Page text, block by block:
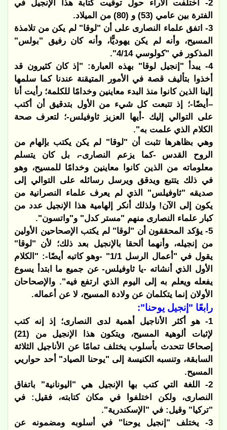
2- اختلفت الآراء حول توقيت كتابة هذا الإنجيل في
الفترة بين عامي (53) و (80) من الميلاد.
3- اتفق علماء النصارى على أن "لوقا" لم يكن من تلامذة
المسيح، وأنه لم يكن يهوديًّا، وأنه كان رفيق "بولس"
المذكور في "كولوسي 4/14".
4- يبدأ "إنجيل لوقا" بهذه العبارة: "إذ كان كثيرون قد
أخذوا بتأليف قصة في الأمور المتيقنة عندنا كما سلمها
إلينا الذين كانوا منذ البدء معاينين وخدامًا للكلمة؛ رأيت أنا
–أيضًا-؛ إذ تتبعت كل شيء من الأول بتدقيق أن أكتب
على التوالي إليك -أيها العزيز ثاوفيلس-؛ لتعرف صحة
الكلام الذي علمت به".
وهي بظاهرها تثبت أن "لوقا" لم يكن يكتب بإلهام من
الروح القدس -كما يزعم النصارى-، بل كان يتسلم
معلوماته من الذين كانوا معاينين وخدامًا للمسيح، وهو
في ذلك يتتبع ويدقق ويرسل رسائله على التوالي إلى
صديقه "ثاوفيلس" الذي لم يعرف علماء النصرانية من
يكون إلى الآن! ولذلك أنكر إلهامية هذا الإنجيل عدد من
كبار علماء النصارى منهم "مستر كدل" و"واتسون".
5- يؤكد المحققون أن "لوقا" لم يكتب الإصحاحين الأولين
من إنجيله، وأنهما ألحقا بالإنجيل بعد ذلك؛ لأن "لوقا"
يقول في "أعمال الرسل 1/1" -وهو كاتبه أيضًا-: "الكلام
الأول الذي أنشاته -يا ثاوفيلس- عن جميع ما ابتدأ يسوع
يفعله ويعلم به إلى اليوم الذي ارتفع فيه". والإصحاحان
الأولان إنما يتكلمان عن ولادة المسيح، لا عن أعماله.
رابعًا "إنجيل يوحنا":
1- هو أكثر الأناجيل أهمية لدى النصارى؛ إذ إنه كتب
لإثبات ألوهية المسيح، ويتكون هذا الإنجيل من (21)
إصحاحًا تتحدث بأسلوب يختلف تمامًا عن الأناجيل الثلاثة
السابقة، وتنسبه الكنيسة إلى "يوحنا الصياد" أحد حواريي
المسيح.
2- اللغة التي كتب بها الإنجيل هي "اليونانية" باتفاق
النصارى، ولكن اختلفوا في مكان كتابته، فقيل: في
"تركيا" وقيل: في "الإسكندرية".
3- يختلف "إنجيل يوحنا" في أسلوبه ومضمونه عن